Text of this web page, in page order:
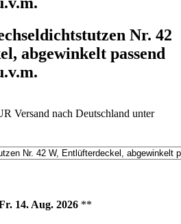
Nr. 42
abgewinkelt passend
Versand nach Deutschland unter
14. Aug. 2026 **